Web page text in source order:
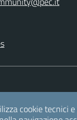
Youtube
cookie tecnici